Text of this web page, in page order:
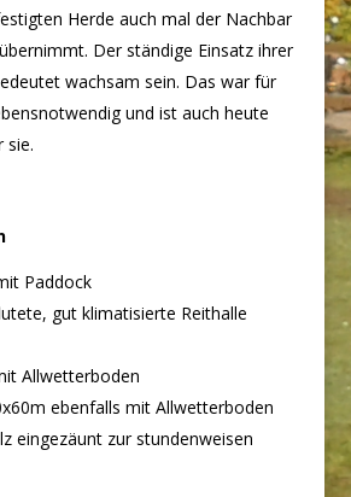
Herde auch mal der Nachbar
Der ständige Einsatz ihrer
wachsam sein. Das war für
und ist auch heute
sie.
Paddock
gut klimatisierte Reithalle
Allwetterboden
ebenfalls mit Allwetterboden
eingezäunt zur stundenweisen